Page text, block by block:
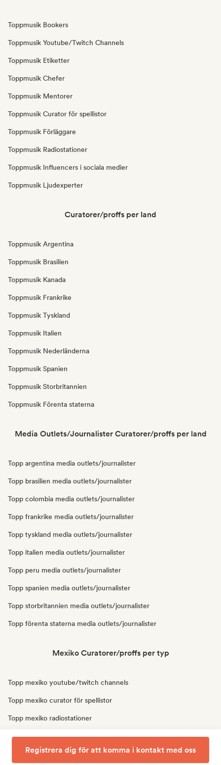
Toppmusik Bookers
Toppmusik Youtube/Twitch Channels
Toppmusik Etiketter
Toppmusik Chefer
Toppmusik Mentorer
Toppmusik Curator för spellistor
Toppmusik Förläggare
Toppmusik Radiostationer
Toppmusik Influencers i sociala medier
Toppmusik Ljudexperter
Curatorer/proffs per land
Toppmusik Argentina
Toppmusik Brasilien
Toppmusik Kanada
Toppmusik Frankrike
Toppmusik Tyskland
Toppmusik Italien
Toppmusik Nederländerna
Toppmusik Spanien
Toppmusik Storbritannien
Toppmusik Förenta staterna
Media Outlets/Journalister Curatorer/proffs per land
Topp argentina media outlets/journalister
Topp brasilien media outlets/journalister
Topp colombia media outlets/journalister
Topp frankrike media outlets/journalister
Topp tyskland media outlets/journalister
Topp italien media outlets/journalister
Topp peru media outlets/journalister
Topp spanien media outlets/journalister
Topp storbritannien media outlets/journalister
Topp förenta staterna media outlets/journalister
Mexiko Curatorer/proffs per typ
Topp mexiko youtube/twitch channels
Topp mexiko curator för spellistor
Topp mexiko radiostationer
Topp mexiko influencers i sociala medier
Topp mexiko ljudexperter
Registrera dig för att komma i kontakt med oss